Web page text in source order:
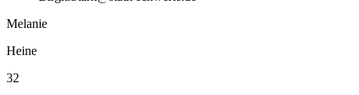
Melanie
Heine
32